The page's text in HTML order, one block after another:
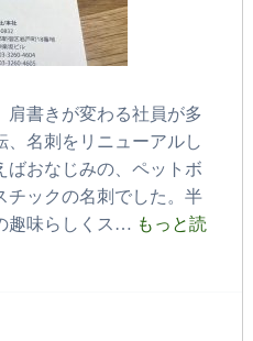
肩書きが変わる社員が多
、名刺をリニューアルし
ばおなじみの、ペットボ
チックの名刺でした。半
趣味らしくス… もっと読